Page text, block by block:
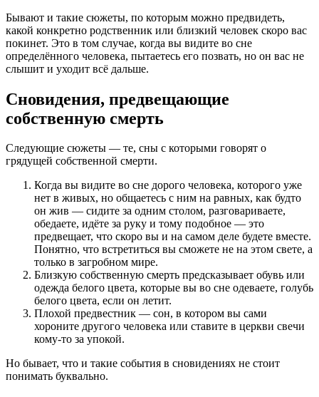
Бывают и такие сюжеты, по которым можно предвидеть,
какой конкретно родственник или близкий человек скоро вас
покинет. Это в том случае, когда вы видите во сне
определённого человека, пытаетесь его позвать, но он вас не
слышит и уходит всё дальше.
Сновидения, предвещающие
собственную смерть
Следующие сюжеты — те, сны с которыми говорят о
грядущей собственной смерти.
Когда вы видите во сне дорого человека, которого уже
нет в живых, но общаетесь с ним на равных, как будто
он жив — сидите за одним столом, разговариваете,
обедаете, идёте за руку и тому подобное — это
предвещает, что скоро вы и на самом деле будете вместе.
Понятно, что встретиться вы сможете не на этом свете, а
только в загробном мире.
Близкую собственную смерть предсказывает обувь или
одежда белого цвета, которые вы во сне одеваете, голубь
белого цвета, если он летит.
Плохой предвестник — сон, в котором вы сами
хороните другого человека или ставите в церкви свечи
кому-то за упокой.
Но бывает, что и такие события в сновидениях не стоит
понимать буквально.